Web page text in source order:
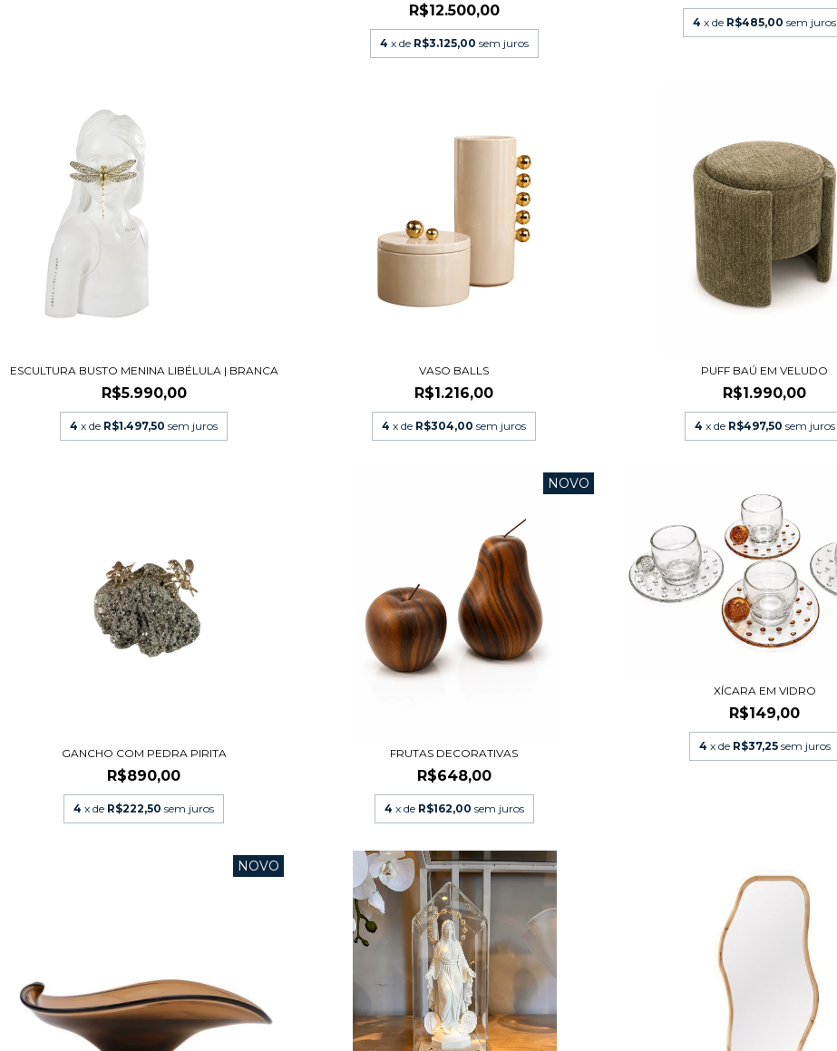
R$12.500,00
4 x de R$3.125,00 sem juros
4 x de R$485,00 sem juros
ESCULTURA BUSTO MENINA LIBÉLULA | BRANCA
R$5.990,00
4 x de R$1.497,50 sem juros
VASO BALLS
R$1.216,00
4 x de R$304,00 sem juros
PUFF BAÚ EM VELUDO
R$1.990,00
4 x de R$497,50 sem juros
GANCHO COM PEDRA PIRITA
R$890,00
4 x de R$222,50 sem juros
NOVO
FRUTAS DECORATIVAS
R$648,00
4 x de R$162,00 sem juros
XÍCARA EM VIDRO
R$149,00
4 x de R$37,25 sem juros
NOVO